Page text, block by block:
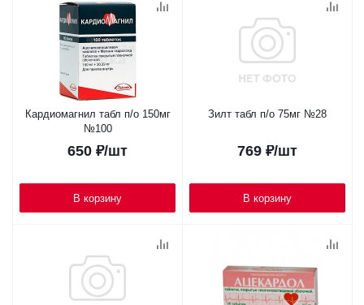
Кардиомагнил табл п/о 150мг
№100
650 ₽/шт
В корзину
Зилт табл п/о 75мг №28
769 ₽/шт
В корзину